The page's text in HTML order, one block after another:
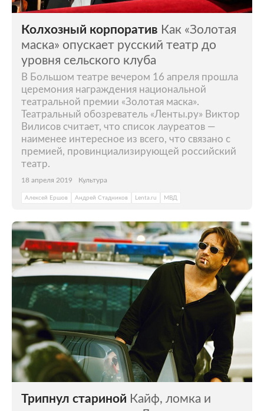
Колхозный корпоратив Как «Золотая
маска» опускает русский театр до
уровня сельского клуба
В Большом театре вечером 16 апреля прошла
церемония награждения национальной
театральной премии «Золотая маска».
Театральный обозреватель «Ленты.ру» Виктор
Вилисов считает, что список лауреатов —
наименее интересное из всего, что связано с
премией, провинциализирующей российский
театр.
18 апреля 2019 Культура
Алексей Ершов Андрей Стадников Lenta.ru МВД
Трипнул стариной Кайф, ломка и